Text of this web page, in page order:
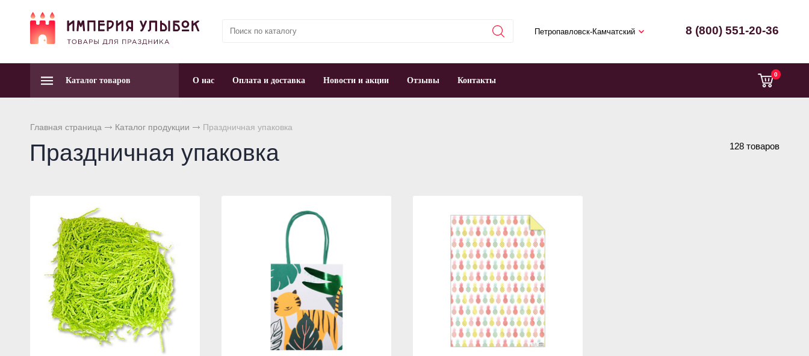
Петропавловск-Камчатский 8 (800) 551-20-36
0
Каталог товаров О нас Оплата и доставка Новости и акции Отзывы Контакты
Главная страница Каталог продукции Праздничная упаковка
128 товаров
Праздничная упаковка